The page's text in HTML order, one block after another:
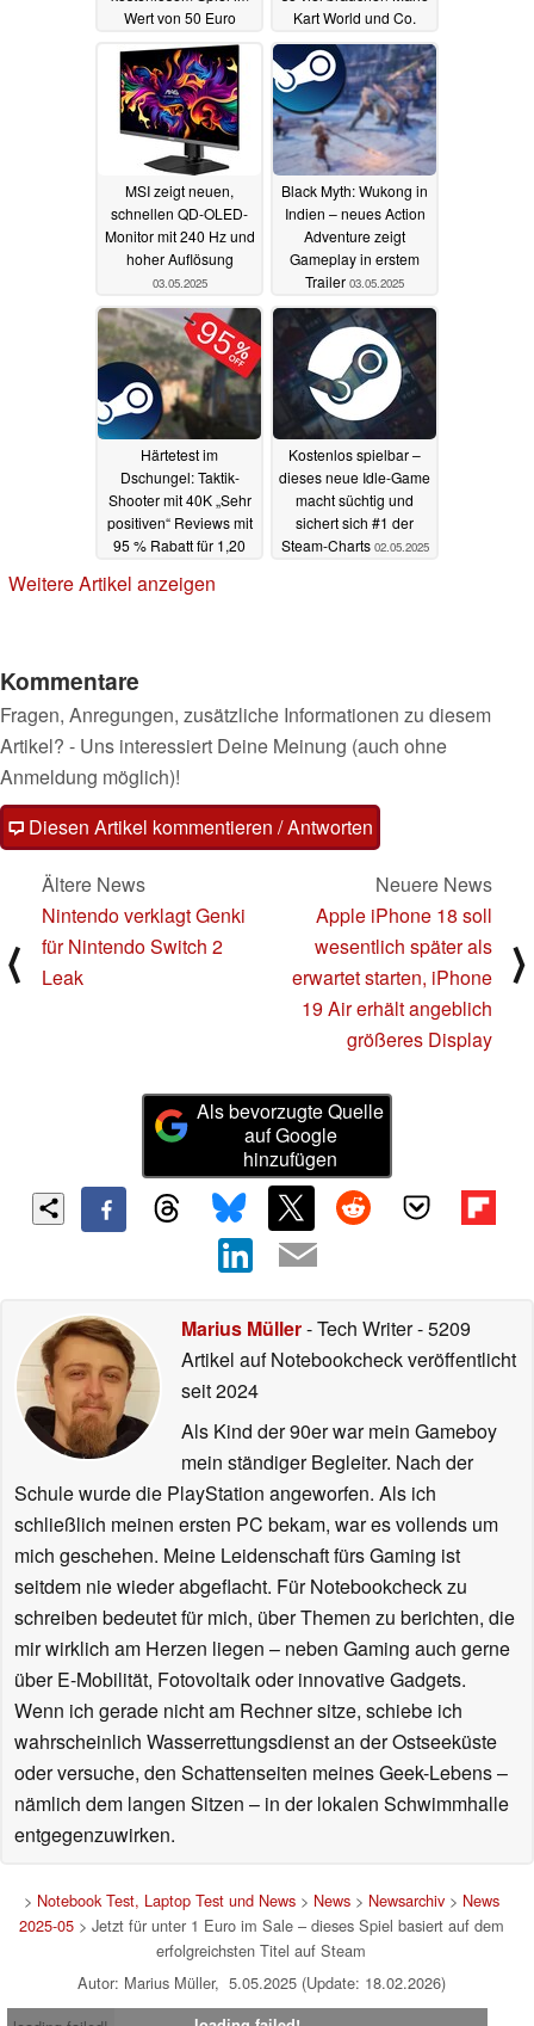
Wert von 50 Euro
Kart World und Co.
03.05.2025
MSI zeigt neuen,
schnellen QD-OLED-
Monitor mit 240 Hz und
hoher Auflösung
03.05.2025
Black Myth: Wukong in
Indien – neues Action
Adventure zeigt
Gameplay in erstem
Trailer 03.05.2025
Härtetest im
Dschungel: Taktik-
Shooter mit 40K „Sehr
positiven“ Reviews mit
95 % Rabatt für 1,20
02.05.2025
Kostenlos spielbar –
dieses neue Idle-Game
macht süchtig und
sichert sich #1 der
Steam-Charts 02.05.2025
Weitere Artikel anzeigen
Kommentare
Fragen, Anregungen, zusätzliche Informationen zu diesem
Artikel? - Uns interessiert Deine Meinung (auch ohne
Anmeldung möglich)!
Diesen Artikel kommentieren / Antworten
⟨
Ältere News
Nintendo verklagt Genki
für Nintendo Switch 2
Leak
Neuere News
Apple iPhone 18 soll
wesentlich später als
erwartet starten, iPhone
19 Air erhält angeblich
größeres Display
⟩
Als bevorzugte Quelle
auf Google
hinzufügen
Marius Müller- Tech Writer- 5209
Artikel auf Notebookcheck veröffentlicht
seit 2024
Als Kind der 90er war mein Gameboy
mein ständiger Begleiter. Nach der
Schule wurde die PlayStation angeworfen. Als ich
schließlich meinen ersten PC bekam, war es vollends um
mich geschehen. Meine Leidenschaft fürs Gaming ist
seitdem nie wieder abgeflacht. Für Notebookcheck zu
schreiben bedeutet für mich, über Themen zu berichten, die
mir wirklich am Herzen liegen – neben Gaming auch gerne
über E-Mobilität, Fotovoltaik oder innovative Gadgets.
Wenn ich gerade nicht am Rechner sitze, schiebe ich
wahrscheinlich Wasserrettungsdienst an der Ostseeküste
oder versuche, den Schattenseiten meines Geek-Lebens –
nämlich dem langen Sitzen – in der lokalen Schwimmhalle
entgegenzuwirken.
> Notebook Test, Laptop Test und News> News> Newsarchiv> News
2025-05> Jetzt für unter 1 Euro im Sale – dieses Spiel basiert auf dem
erfolgreichsten Titel auf Steam
Autor: Marius Müller, 5.05.2025 (Update: 18.02.2026)